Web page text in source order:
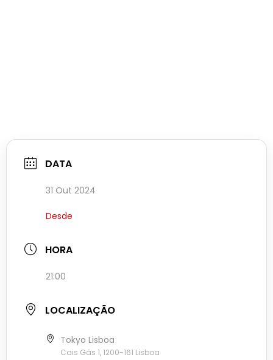
DATA
31 Out 2024
Desde
HORA
21:00
LOCALIZAÇÃO
Tokyo Lisboa
Cais Gás 1, 1200-161 Lisboa